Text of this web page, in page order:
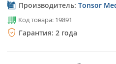
Производитель: Tonsor
Код товара: 19891
Гарантия: 2 года